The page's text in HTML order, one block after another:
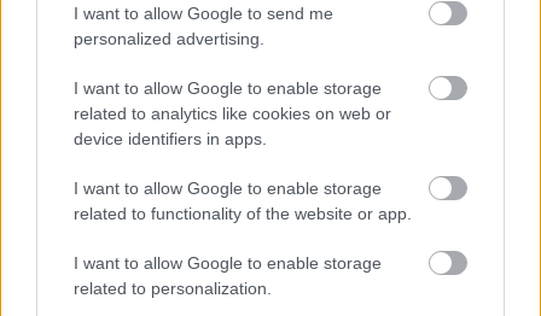
I want to allow Google to send me
personalized advertising.
I want to allow Google to enable storage
related to analytics like cookies on web or
device identifiers in apps.
I want to allow Google to enable storage
related to functionality of the website or app.
I want to allow Google to enable storage
related to personalization.
Flórián téri felüljárón
Paks II.: Mit jelent az 5. blokk új
árnyékában?